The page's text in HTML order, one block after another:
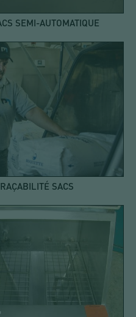
SEMI-AUTOMATIQUE
SACS